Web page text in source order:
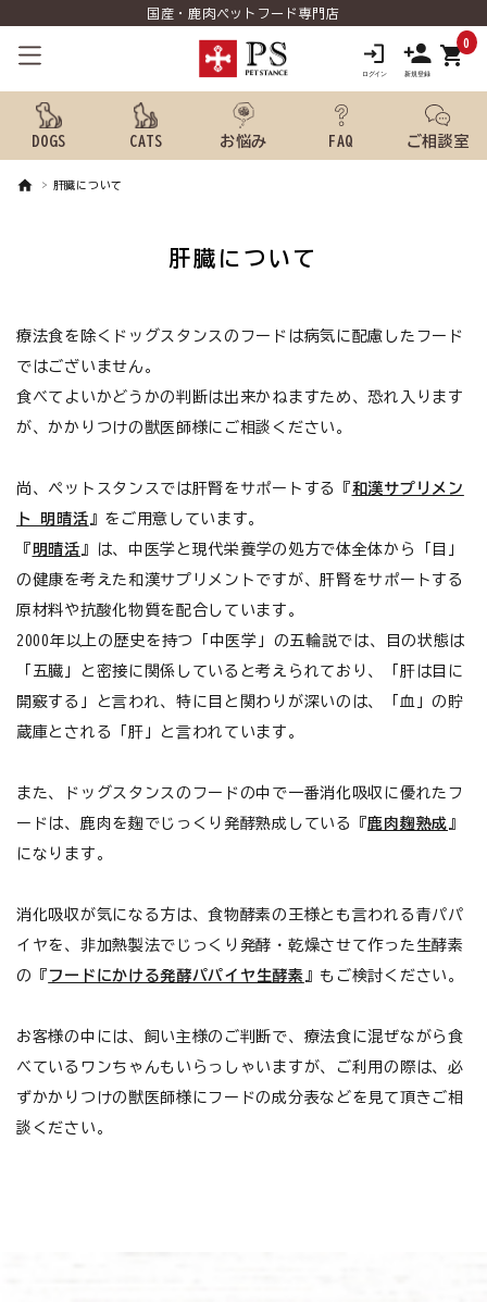
国産・鹿肉ペットフード専門店
shopping_cart0
DOGS CATS お悩み FAQ ご相談室
meeting_room ログイン person 新規会員登録
犬用品から探す
よくあるご質問
ご利用ガイド
ご相談室
プライバシーポリシー
0120-40-1387
肝臓について
肝臓について
療法食を除くドッグスタンスのフードは病気に配慮したフード
ではございません。
食べてよいかどうかの判断は出来かねますため、恐れ入ります
が、かかりつけの獣医師様にご相談ください。
尚、ペットスタンスでは肝腎をサポートする『和漢サプリメン
ト 明晴活 』をご用意しています。
『 明晴活 』は、中医学と現代栄養学の処方で体全体から「目」
の健康を考えた和漢サプリメントですが、肝腎をサポートする
原材料や抗酸化物質を配合しています。
2000年以上の歴史を持つ「中医学」の五輪説では、目の状態は
「五臓」と密接に関係していると考えられており、「肝は目に
開竅する」と言われ、特に目と関わりが深いのは、「血」の貯
蔵庫とされる「肝」と言われています。
また、ドッグスタンスのフードの中で一番消化吸収に優れたフ
ードは、鹿肉を麹でじっくり発酵熟成している『鹿肉麹熟成 』
になります。
消化吸収が気になる方は、食物酵素の王様とも言われる青パパ
イヤを、非加熱製法でじっくり発酵・乾燥させて作った生酵素
の『 フードにかける発酵パパイヤ生酵素 』もご検討ください。
お客様の中には、飼い主様のご判断で、療法食に混ぜながら食
べているワンちゃんもいらっしゃいますが、ご利用の際は、必
ずかかりつけの獣医師様にフードの成分表などを見て頂きご相
談ください。